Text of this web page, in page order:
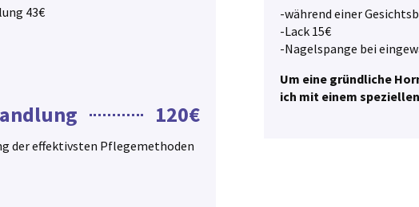
43€
120€
der effektivsten Pflegemethoden
-während einer
-Lack 15€
-Nagelspange bei
Um eine gründliche
ich mit einem